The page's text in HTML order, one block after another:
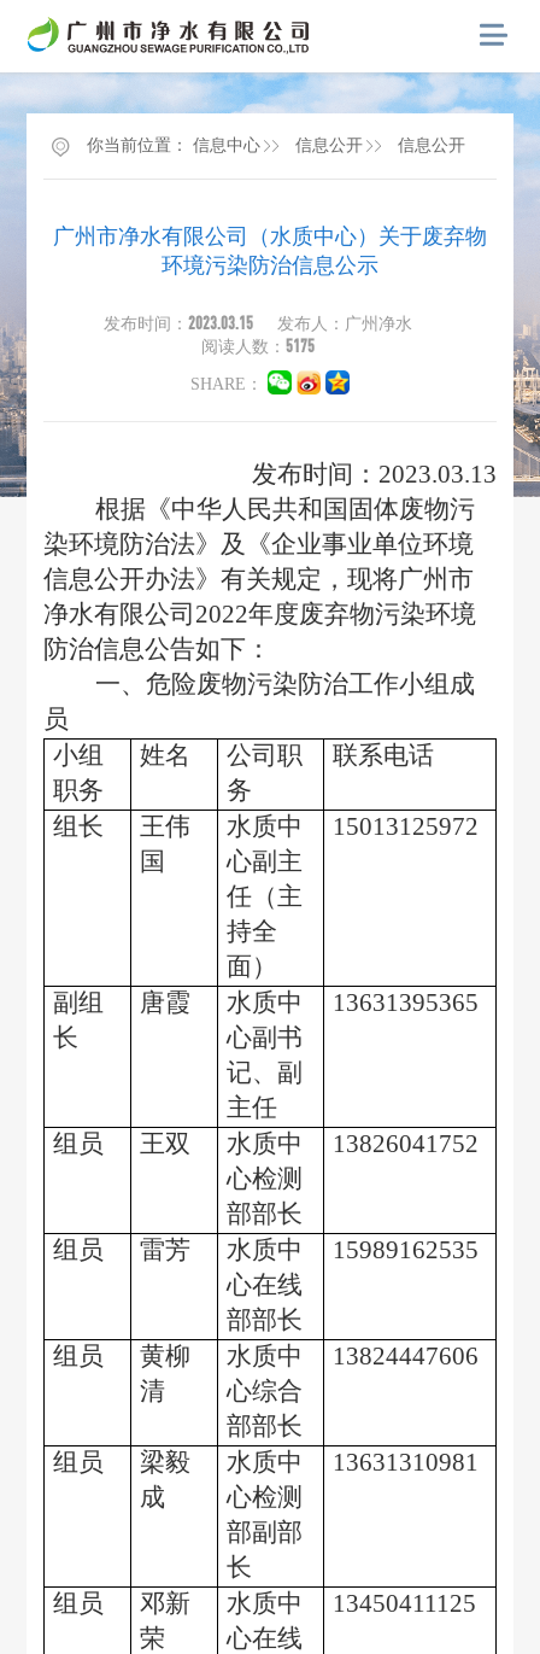
你当前位置： 信息中心 信息公开 信息公开
广州市净水有限公司（水质中心）关于废弃物
环境污染防治信息公示
发布时间： 2023.03.15
发布人：广州净水
阅读人数： 5175
SHARE：
发布时间：2023.03.13
根据《中华人民共和国固体废物污
染环境防治法》及《企业事业单位环境
信息公开办法》有关规定，现将广州市
净水有限公司2022年度废弃物污染环境
防治信息公告如下：
一、危险废物污染防治工作小组成
员
小组
职务
姓名
公司职
务
联系电话
组长
王伟
国
水质中
心副主
任（主
持全
面）
15013125972
副组
长
唐霞
水质中
心副书
记、副
主任
13631395365
组员 王双
水质中
心检测
部部长
13826041752
组员 雷芳
水质中
心在线
部部长
15989162535
组员
黄柳
清
水质中
心综合
部部长
13824447606
组员
梁毅
成
水质中
心检测
部副部
长
13631310981
组员
邓新
荣
水质中
心在线
13450411125